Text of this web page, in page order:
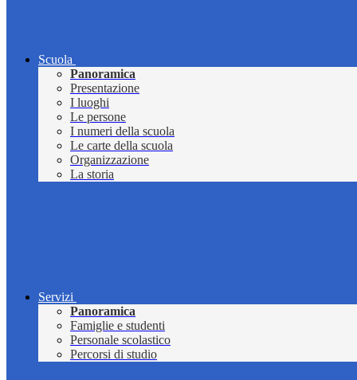
Scuola
Panoramica
Presentazione
I luoghi
Le persone
I numeri della scuola
Le carte della scuola
Organizzazione
La storia
Servizi
Panoramica
Famiglie e studenti
Personale scolastico
Percorsi di studio